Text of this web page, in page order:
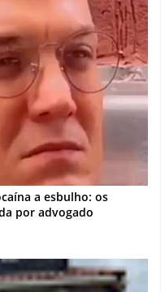
a esbulho: os
por advogado